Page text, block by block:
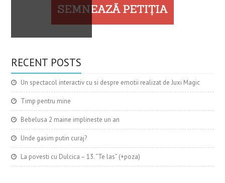
RECENT POSTS
Un spectacol interactiv cu si despre emotii realizat de Juxi Magic
Timp pentru mine
Bebelusa 2 maine implineste un an
Unde gasim putin curaj?
La povesti cu Dulcica – 13. “Te las” (+poza)